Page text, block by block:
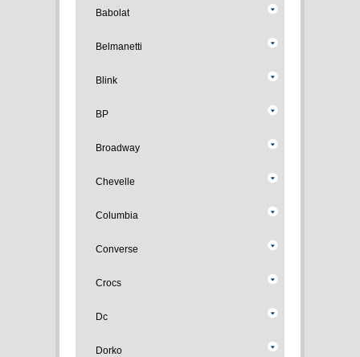
Babolat
Belmanetti
Blink
BP
Broadway
Chevelle
Columbia
Converse
Crocs
Dc
Dorko